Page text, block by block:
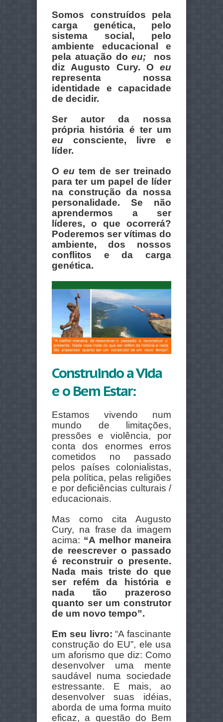
Somos construídos pela
carga genética, pelo
sistema social, pelo
ambiente educacional e
pela atuação doeu; nos
diz Augusto Cury. O eu
representa nossa
identidade e capacidade
de decidir.
Ser autor da nossa
própria história é ter um
eu consciente, livre e
líder.
O eu tem de ser treinado
para ter um papel de líder
na construção da nossa
personalidade. Se não
aprendermos a ser
líderes, o que ocorrerá?
Poderemos ser vítimas do
ambiente, dos nossos
conflitos e da carga
genética.
Construindo a Vida
e o Bem Estar:
Estamos vivendo num
mundo de limitações,
pressões e violência, por
conta dos enormes erros
cometidos no passado
pelos países colonialistas,
pela política, pelas religiões
e por deficiências culturais /
educacionais.
Mas como cita Augusto
Cury, na frase da imagem
acima: “A melhor maneira
de reescrever o passado
é reconstruir o presente.
Nada mais triste do que
ser refém da história e
nada tão prazeroso
quanto ser um construtor
de um novo tempo”.
Em seu livro: “A fascinante
construção do EU”, ele usa
um aforismo que diz: Como
desenvolver uma mente
saudável numa sociedade
estressante. E mais, ao
desenvolver suas idéias,
aborda de uma forma muito
eficaz, a questão do Bem